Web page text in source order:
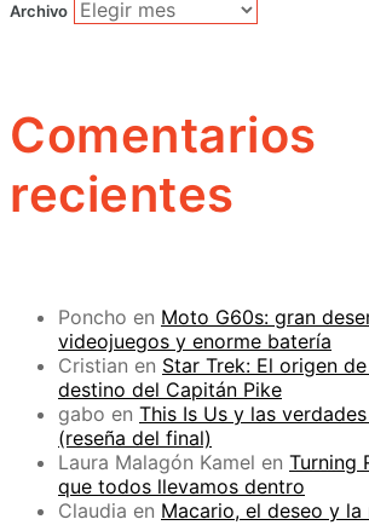
Archivo
Comentarios
recientes
Poncho en Moto G60s: gran
videojuegos y enorme batería
Cristian en Star Trek: El origen
destino del Capitán Pike
gabo en This Is Us y las
(reseña del final)
Laura Malagón Kamel en Turning
que todos llevamos dentro
Claudia en Macario, el deseo y la